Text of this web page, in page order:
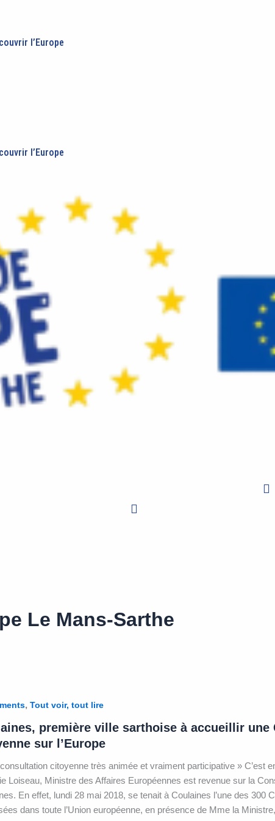
l’Europe
l’Europe
Le Mans-Sarthe
, Tout voir, tout lire
première ville sarthoise à accueillir une
sur l’Europe
citoyenne très animée et vraiment participative » C’est
Loiseau, Ministre des Affaires Européennes est revenue sur la
En effet, lundi 28 mai 2018, se tenait à Coulaines l’une des 300
dans toute l’Union européenne, en présence de Mme la